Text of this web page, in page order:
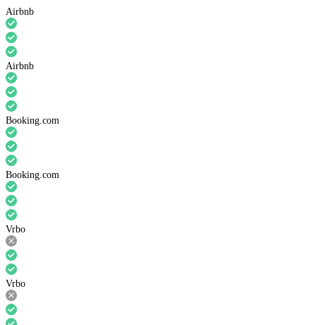
Airbnb
Airbnb
Booking.com
Booking.com
Vrbo
Vrbo